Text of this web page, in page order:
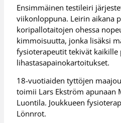
Ensimmäinen testileiri
viikonloppuna. Leirin aikana
koripallotaitojen ohessa
kimmoisuutta, jonka lisäksi
fysioterapeutit tekivät kaikille
lihastasapainokartoitukset.
18-vuotiaiden tyttöjen
toimii Lars Ekström apunaan
Luontila. Joukkueen
Lönnrot.